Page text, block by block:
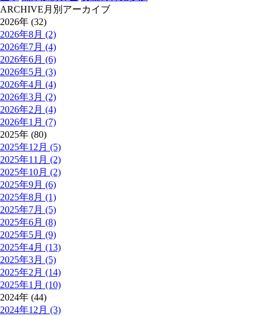
ARCHIVE月別アーカイブ
2026年 (32)
2026年8月 (2)
2026年7月 (4)
2026年6月 (6)
2026年5月 (3)
2026年4月 (4)
2026年3月 (2)
2026年2月 (4)
2026年1月 (7)
2025年 (80)
2025年12月 (5)
2025年11月 (2)
2025年10月 (2)
2025年9月 (6)
2025年8月 (1)
2025年7月 (5)
2025年6月 (8)
2025年5月 (9)
2025年4月 (13)
2025年3月 (5)
2025年2月 (14)
2025年1月 (10)
2024年 (44)
2024年12月 (3)